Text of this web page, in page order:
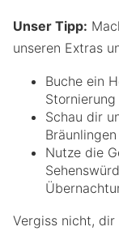
Unser Tipp:
unseren Extras
Buche ein
Schau dir
Nutze die
Vergiss nicht,